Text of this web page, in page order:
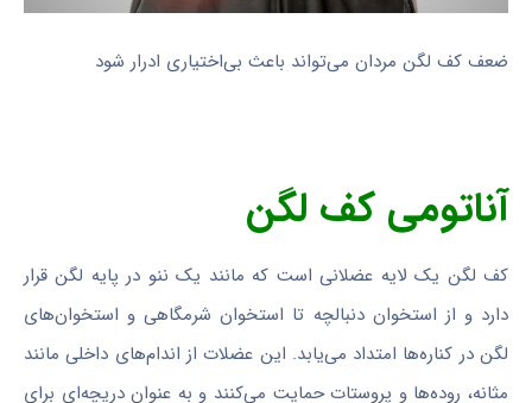
ضعف کف لگن مردان می‌تواند باعث بی‌اختیاری ادرار شود
آناتومی کف لگن
کف لگن یک لایه عضلانی است که مانند یک ننو در پایه لگن قرار
دارد و از استخوان دنبالچه تا استخوان شرمگاهی و استخوان‌های
لگن در کناره‌ها امتداد می‌یابد. این عضلات از اندام‌های داخلی مانند
مثانه، روده‌ها و پروستات حمایت می‌کنند و به عنوان دریچه‌ای برای